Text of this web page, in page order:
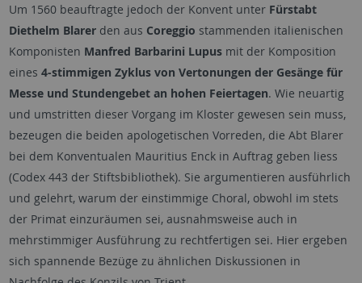
Um 1560 beauftragte jedoch der Konvent unter Fürstabt
Diethelm Blarerden aus Coreggio stammenden italienischen
Komponisten Manfred Barbarini Lupusmit der Komposition
eines 4-stimmigen Zyklus von Vertonungen der Gesänge für
Messe und Stundengebet an hohen Feiertagen. Wie neuartig
und umstritten dieser Vorgang im Kloster gewesen sein muss,
bezeugen die beiden apologetischen Vorreden, die Abt Blarer
bei dem Konventualen Mauritius Enck in Auftrag geben liess
(Codex 443 der Stiftsbibliothek). Sie argumentieren ausführlich
und gelehrt, warum der einstimmige Choral, obwohl im stets
der Primat einzuräumen sei, ausnahmsweise auch in
mehrstimmiger Ausführung zu rechtfertigen sei. Hier ergeben
sich spannende Bezüge zu ähnlichen Diskussionen in